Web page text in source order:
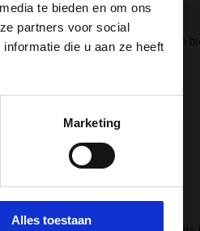
te bieden en om ons
partners voor social
die u aan ze heeft
Marketing
Alles toestaan
€ 75 Duurzame en
Aanbiedingen &
Gezondheidstips